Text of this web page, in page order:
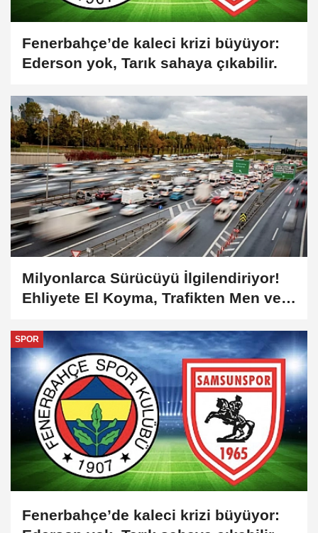
Fenerbahçe’de kaleci krizi büyüyor:
Ederson yok, Tarık sahaya çıkabilir.
Milyonlarca Sürücüyü İlgilendiriyor!
Ehliyete El Koyma, Trafikten Men ve
SPOR
Fenerbahçe’de kaleci krizi büyüyor: